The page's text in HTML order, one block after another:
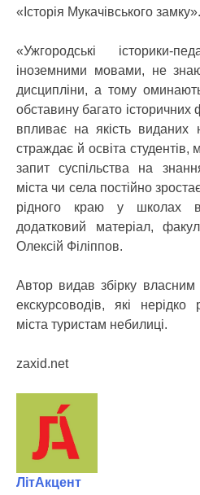
«Історія Мукачівського замку».
«Ужгородські історики-
іноземними мовами, не
дисципліни, а тому
обставину багато історичних
впливає на якість виданих
страждає й освіта студентів,
запит суспільства на
міста чи села постійно
рідного краю у школах
додатковий матеріал,
Олексій Філіппов.
Автор видав збірку
екскурсоводів, які нерідко
міста туристам небилиці.
zaxid.net
ЛітАкцент